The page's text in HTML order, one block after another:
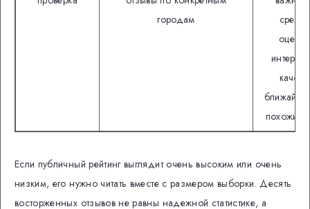
городам
похожих
Если публичный рейтинг выглядит очень высоким или очень
низким, его нужно читать вместе с размером выборки. Десять
восторженных отзывов не равны надежной статистике, а